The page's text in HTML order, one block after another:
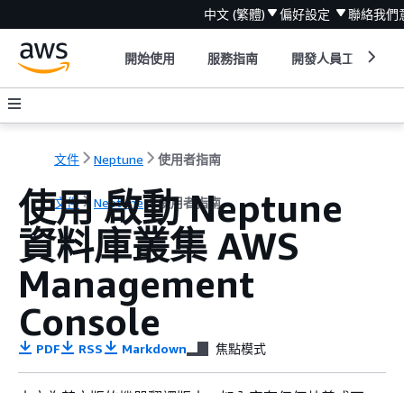
中文 (繁體) 偏好設定 聯絡我們
開始使用 服務指南 開發人員工具
文件 Neptune 使用者指南
文件 Neptune 使用者指南
使用 啟動 Neptune
資料庫叢集 AWS
Management
Console
PDF RSS Markdown 焦點模式